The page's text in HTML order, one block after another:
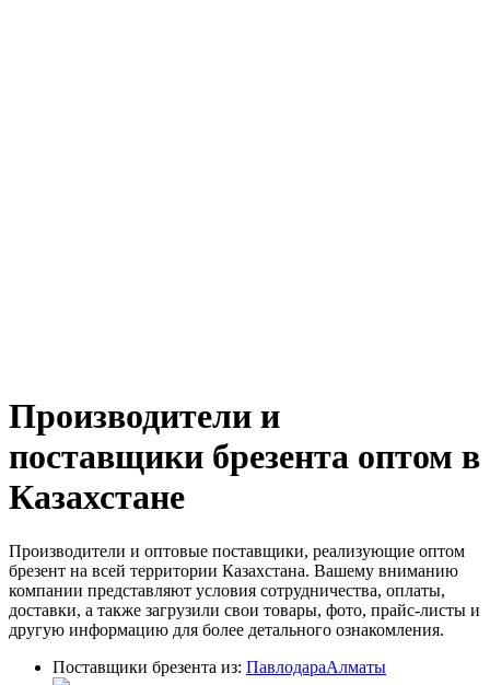
Производители и
поставщики брезента оптом в
Казахстане
Производители и оптовые поставщики, реализующие оптом
брезент на всей территории Казахстана. Вашему вниманию
компании представляют условия сотрудничества, оплаты,
доставки, а также загрузили свои товары, фото, прайс-листы и
другую информацию для более детального ознакомления.
Поставщики брезента из: ПавлодараАлматы